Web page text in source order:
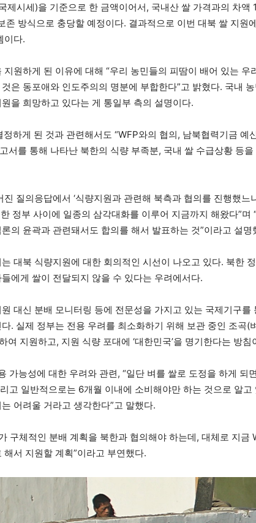
제시세)을 기준으로 한 금액이어서, 국내산 쌀 가격과의 차액
존 방식으로 충당할 예정이다. 결과적으로 이번 대북 쌀 지원
이다.
원하게 된 이유에 대해 “우리 농민들의 피땀이 배어 있는 우
은 동포애와 인도주의의 명분에 부합한다”고 밝혔다. 국내
을 희망하고 있다는 게 통일부 측의 설명이다.
하게 된 것과 관련해서도 “WFP와의 협의, 남북협력기금 예
서를 통해 나타난 북한의 식량 부족분, 국내 쌀 수급상황 등을
질의응답에서 ‘식량지원과 관련해 북측과 협의를 진행했느
정부 사이에 일종의 삼각대화를 이루어 지금까지 해왔다”며
의 윤곽과 관련돼서도 합의를 해서 발표하는 것”이라고 설명
대북 식량지원에 대한 회의적인 시선이 나오고 있다. 북한
에게 쌀이 전달되지 않을 수 있다는 우려에서다.
대신 분배 모니터링 등에 전문성을 가지고 있는 국제기구를
. 실제 정부는 전용 우려를 최소화하기 위해 보관 중인 조곡(
여 지원하고, 지원 식량 포대에 ‘대한민국’을 명기한다는 방침
가능성에 대한 우려와 관련, “일단 벼를 쌀로 도정을 하게 되
고 일반적으로는 6개월 이내에 소비해야만 하는 것으로 알고
어려울 거라고 생각한다”고 말했다.
구체적인 분배 계획을 북한과 협의해야 하는데, 대체로 지금
서 지원할 계획”이라고 부연했다.